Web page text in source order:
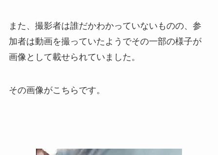
また、撮影者は誰だかわかっていないものの、参
加者は動画を撮っていたようでその一部の様子が
画像として載せられていました。
その画像がこちらです。